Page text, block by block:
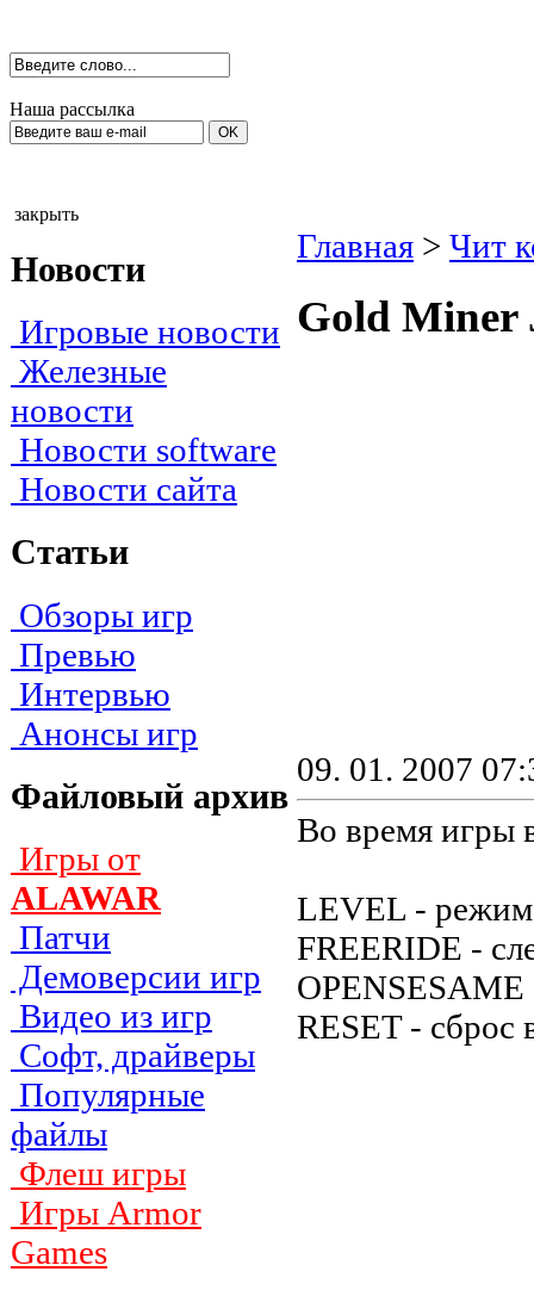
Наша рассылка
закрыть
Новости
Игровые новости
Железные
новости
Новости software
Новости сайта
Статьи
Обзоры игр
Превью
Интервью
Анонсы игр
Файловый архив
Игры от
ALAWAR
Патчи
Демоверсии игр
Видео из игр
Софт, драйверы
Популярные
файлы
Флеш игры
Игры Armor
Games
Главная > Чит
Gоld Мiner
09. 01. 2007
Во время игры
LEVEL - peжим
FREERIDE -
RESET - cбpoc